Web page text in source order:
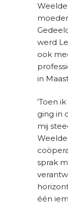
werd
ook
in
‘Toen
ging in
mij
sprak
één